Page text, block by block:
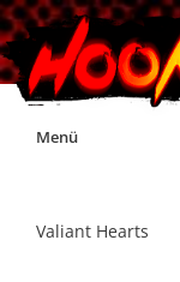
Skip
Menü
Valiant Hearts